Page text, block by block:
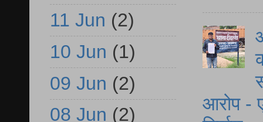
आरोप -
11 Jun (2)
10 Jun (1)
09 Jun (2)
08 Jun (2)